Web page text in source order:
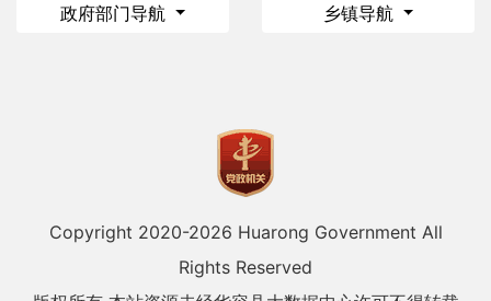
政府部门导航 乡镇导航
Copyright 2020-2026 Huarong Government All
Rights Reserved